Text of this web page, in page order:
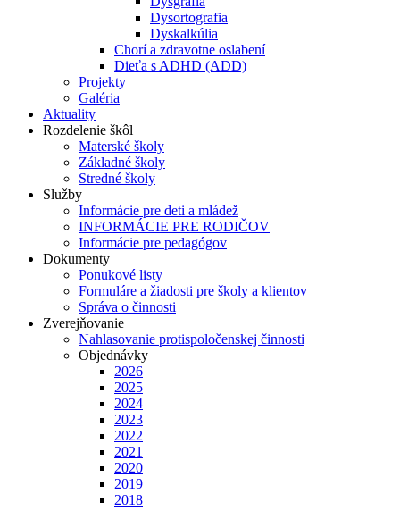
Dysortografia
Dyskalkúlia
Chorí a zdravotne oslabení
Dieťa s ADHD (ADD)
Projekty
Galéria
Aktuality
Rozdelenie škôl
Materské školy
Základné školy
Stredné školy
Služby
Informácie pre deti a mládež
INFORMÁCIE PRE RODIČOV
Informácie pre pedagógov
Dokumenty
Ponukové listy
Formuláre a žiadosti pre školy a klientov
Správa o činnosti
Zverejňovanie
Nahlasovanie protispoločenskej činnosti
Objednávky
2026
2025
2024
2023
2022
2021
2020
2019
2018